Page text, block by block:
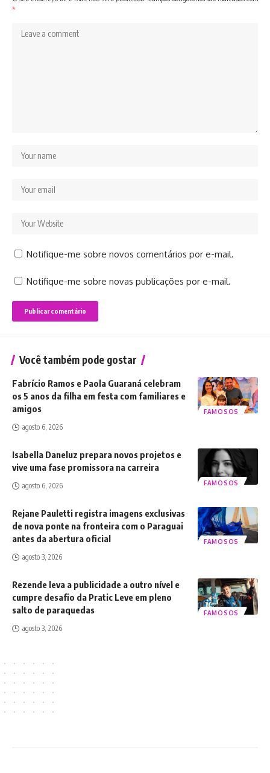
*
Notifique-me sobre novos comentários por e-mail.
Notifique-me sobre novas publicações por e-mail.
Você também pode gostar
FAMOSOS
Fabrício Ramos e Paola Guaraná celebram
os 5 anos da filha em festa com familiares e
amigos
agosto 6, 2026
FAMOSOS
Isabella Daneluz prepara novos projetos e
vive uma fase promissora na carreira
agosto 6, 2026
FAMOSOS
Rejane Pauletti registra imagens exclusivas
de nova ponte na fronteira com o Paraguai
antes da abertura oficial
agosto 3, 2026
FAMOSOS
Rezende leva a publicidade a outro nível e
cumpre desafio da Pratic Leve em pleno
salto de paraquedas
agosto 3, 2026